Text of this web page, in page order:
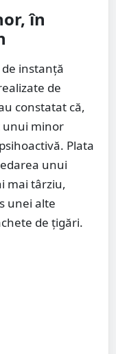
în
instanță
de
constatat că,
unui minor
Plata
unui
mai târziu,
unei alte
de țigări.